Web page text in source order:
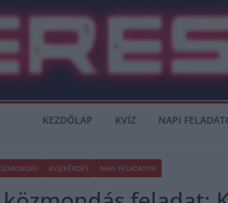
KEZDŐLAP KVÍZ NAPI
KVÍZKÉRDÉS NAPI FELADATOK